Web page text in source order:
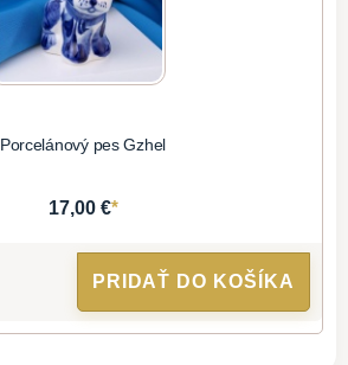
Porcelánový pes Gzhel
17,00 €*
PRIDAŤ DO KOŠÍKA